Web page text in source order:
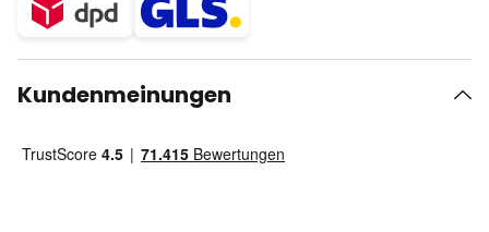
Kundenmeinungen